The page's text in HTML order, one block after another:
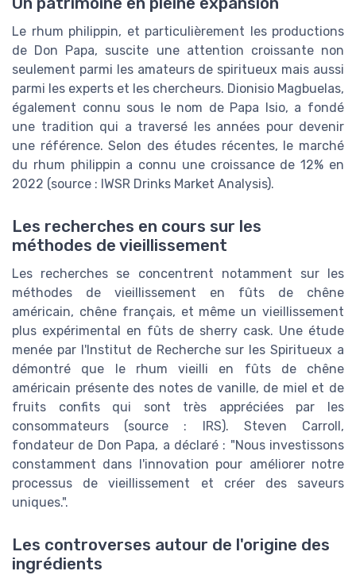
Le rhum philippin, et particulièrement les productions
de Don Papa, suscite une attention croissante non
seulement parmi les amateurs de spiritueux mais aussi
parmi les experts et les chercheurs. Dionisio Magbuelas,
également connu sous le nom de Papa Isio, a fondé
une tradition qui a traversé les années pour devenir
une référence. Selon des études récentes, le marché
du rhum philippin a connu une croissance de 12% en
2022 (source : IWSR Drinks Market Analysis).
Les recherches en cours sur les
méthodes de vieillissement
Les recherches se concentrent notamment sur les
méthodes de vieillissement en fûts de chêne
américain, chêne français, et même un vieillissement
plus expérimental en fûts de sherry cask. Une étude
menée par l'Institut de Recherche sur les Spiritueux a
démontré que le rhum vieilli en fûts de chêne
américain présente des notes de vanille, de miel et de
fruits confits qui sont très appréciées par les
consommateurs (source : IRS). Steven Carroll,
fondateur de Don Papa, a déclaré : "Nous investissons
constamment dans l'innovation pour améliorer notre
processus de vieillissement et créer des saveurs
uniques.".
Les controverses autour de l'origine des
ingrédients